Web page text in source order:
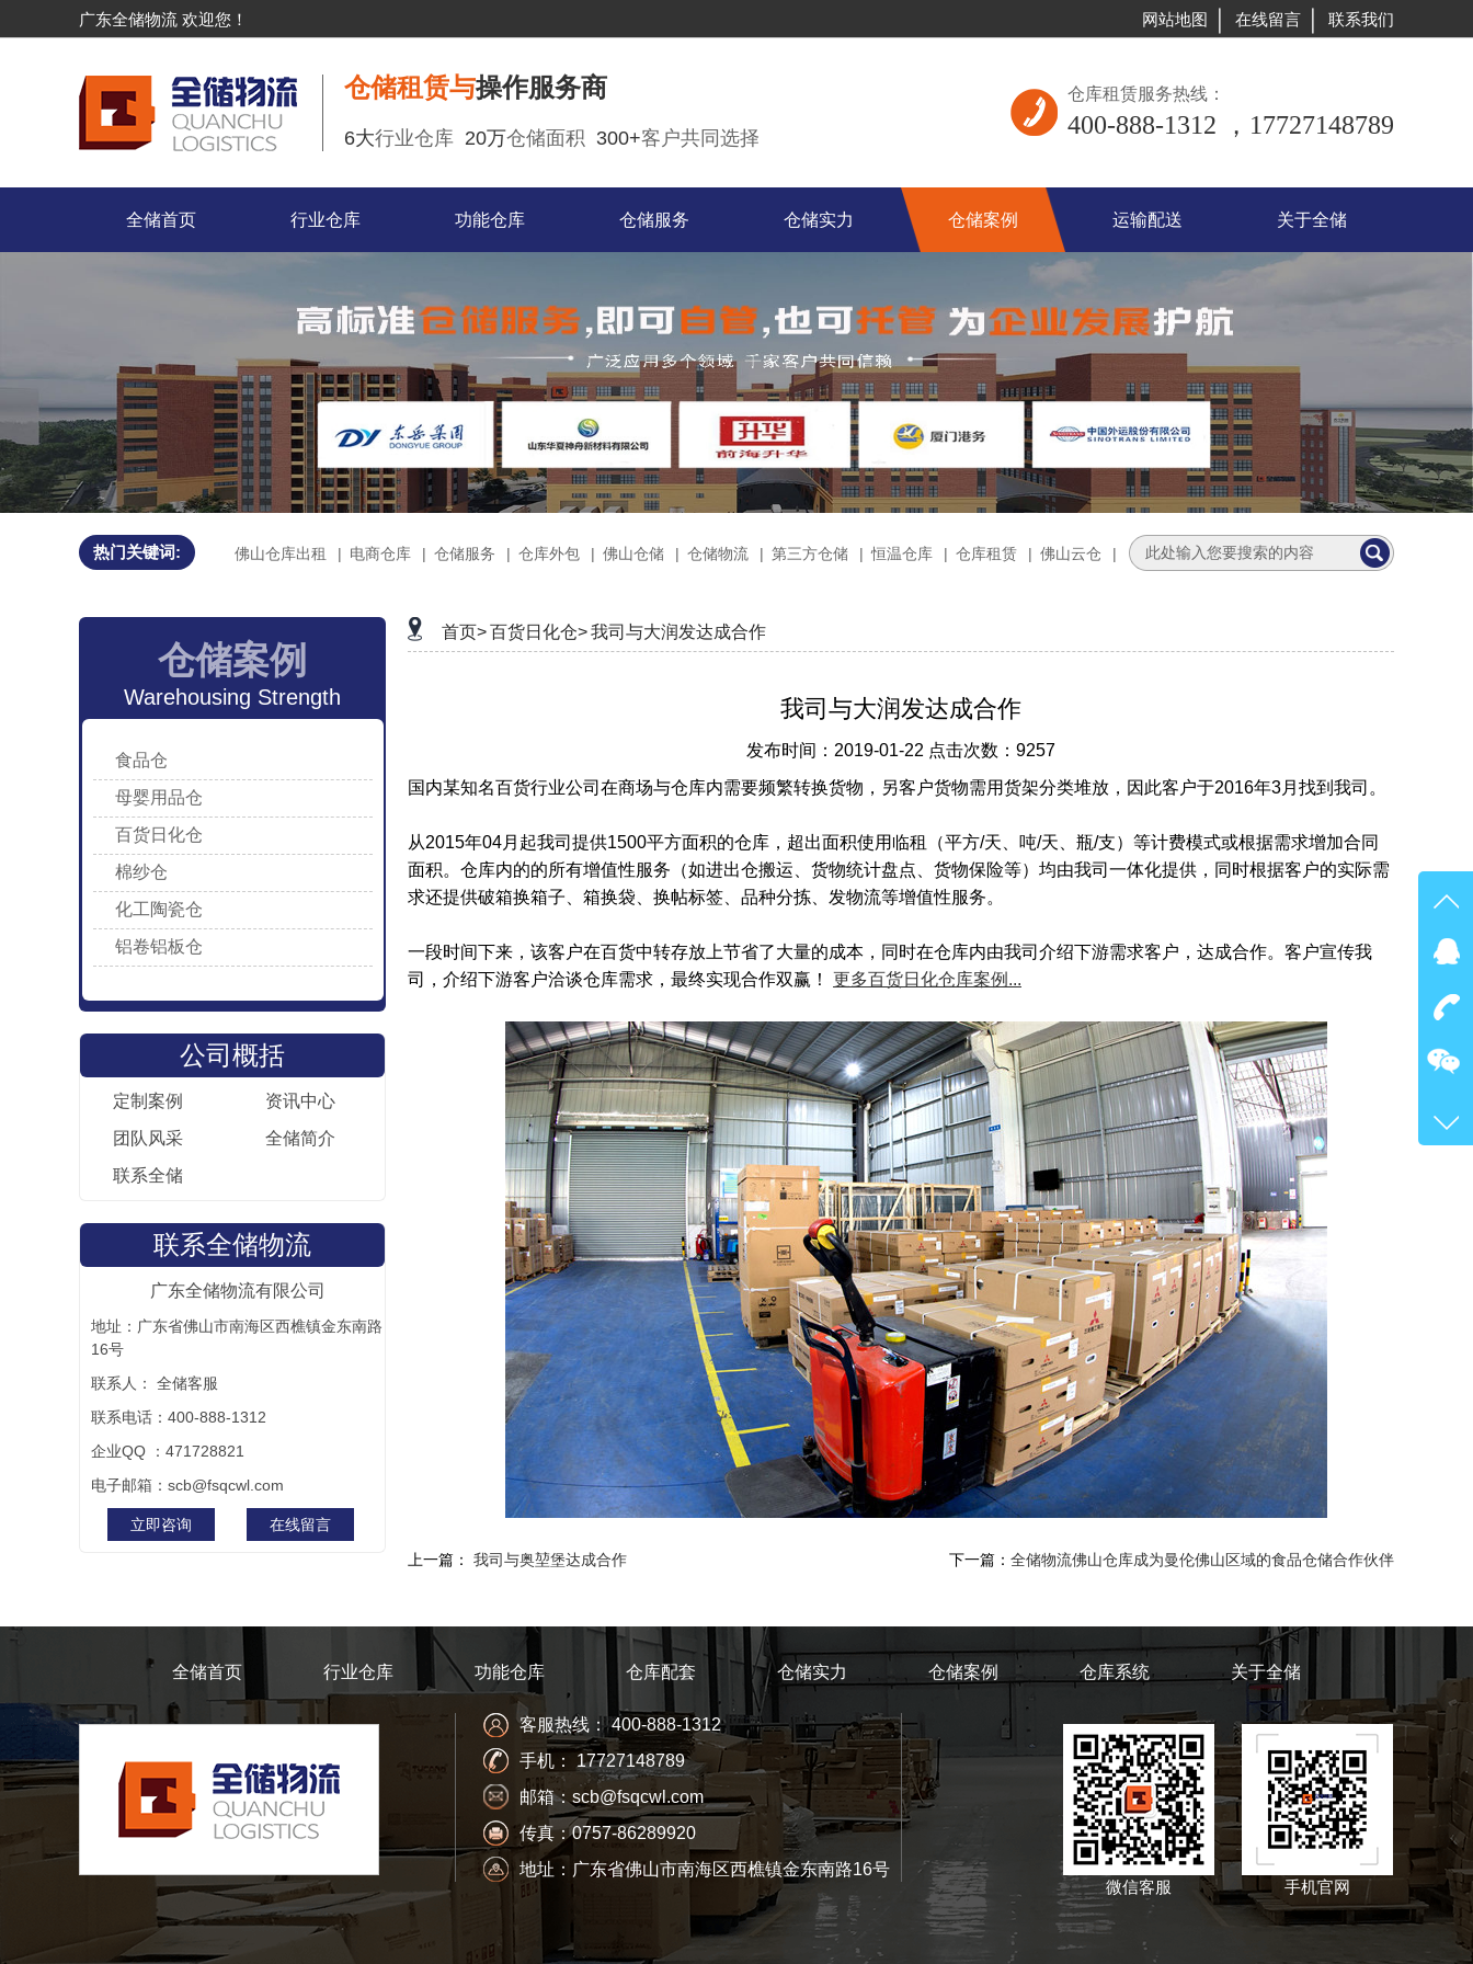
广东全储物流 欢迎您！ 网站地图 在线留言 联系我们
仓储租赁与操作服务商
6大行业仓库 20万仓储面积 300+客户共同选择
仓库租赁服务热线：
400-888-1312 ，17727148789
全储首页 行业仓库 功能仓库 仓储服务 仓储实力 仓储案例 运输配送 关于全储
热门关键词: 佛山仓库出租 | 电商仓库 | 仓储服务 | 仓库外包 | 佛山仓储 | 仓储物流 | 第三方仓储 | 恒温仓库 | 仓库租赁 | 佛山云仓 |
仓储案例
Warehousing Strength
食品仓
母婴用品仓
百货日化仓
棉纱仓
化工陶瓷仓
铝卷铝板仓
公司概括
定制案例
资讯中心
团队风采
全储简介
联系全储
联系全储物流
广东全储物流有限公司
地址：广东省佛山市南海区西樵镇金东南路
16号
联系人： 全储客服
联系电话：400-888-1312
企业QQ ：471728821
电子邮箱：scb@fsqcwl.com
立即咨询 在线留言
首页>百货日化仓>我司与大润发达成合作
我司与大润发达成合作
发布时间：2019-01-22 点击次数：9257
国内某知名百货行业公司在商场与仓库内需要频繁转换货物，另客户货物需用货架分类堆放，因此客户于2016年3月找到我司。
从2015年04月起我司提供1500平方面积的仓库，超出面积使用临租（平方/天、吨/天、瓶/支）等计费模式或根据需求增加合同
面积。仓库内的的所有增值性服务（如进出仓搬运、货物统计盘点、货物保险等）均由我司一体化提供，同时根据客户的实际需
求还提供破箱换箱子、箱换袋、换帖标签、品种分拣、发物流等增值性服务。
一段时间下来，该客户在百货中转存放上节省了大量的成本，同时在仓库内由我司介绍下游需求客户，达成合作。客户宣传我
司，介绍下游客户洽谈仓库需求，最终实现合作双赢！ 更多百货日化仓库案例...
上一篇： 我司与奥堃堡达成合作 下一篇： 全储物流佛山仓库成为曼伦佛山区域的食品仓储合作伙伴
全储首页 行业仓库 功能仓库 仓库配套 仓储实力 仓储案例 仓库系统 关于全储
客服热线： 400-888-1312
手机： 17727148789
邮箱：scb@fsqcwl.com
传真：0757-86289920
地址：广东省佛山市南海区西樵镇金东南路16号
微信客服
手机官网
点我
咨